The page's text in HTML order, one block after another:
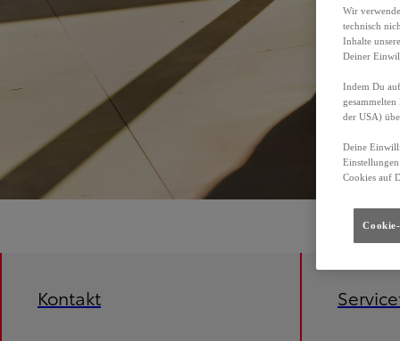
Kontakt
Wir
technisch
Inhalte
Deiner
Indem Du
der USA)
Deine
Cookies auf